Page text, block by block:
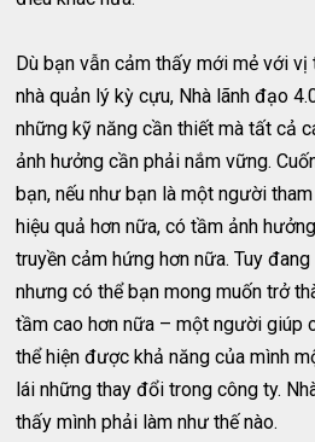
Dù bạn vẫn cảm thấy mới mẻ với
nhà quản lý kỳ cựu, Nhà lãnh đạo
những kỹ năng cần thiết mà tất cả
ảnh hưởng cần phải nắm vững.
bạn, nếu như bạn là một người
hiệu quả hơn nữa, có tầm ảnh
truyền cảm hứng hơn nữa. Tuy
nhưng có thể bạn mong muốn trở
tầm cao hơn nữa – một người giúp
thể hiện được khả năng của mình
lái những thay đổi trong công ty.
thấy mình phải làm như thế nào.